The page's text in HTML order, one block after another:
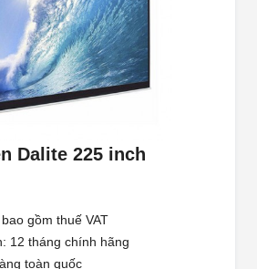
Dalite 225 inch
gồm thuế VAT
12 tháng chính hãng
toàn quốc